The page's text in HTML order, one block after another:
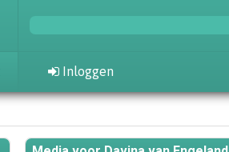
Inloggen